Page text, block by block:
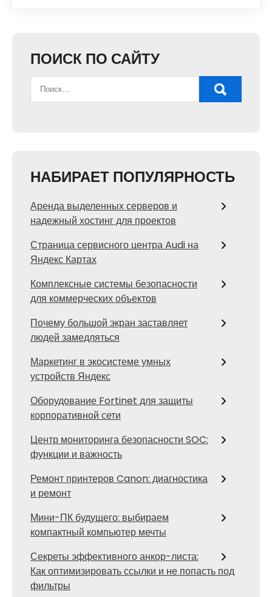
ПОИСК ПО САЙТУ
НАБИРАЕТ ПОПУЛЯРНОСТЬ
Аренда выделенных серверов и
надежный хостинг для проектов
Страница сервисного центра Audi на
Яндекс Картах
Комплексные системы безопасности
для коммерческих объектов
Почему большой экран заставляет
людей замедляться
Маркетинг в экосистеме умных
устройств Яндекс
Оборудование Fortinet для защиты
корпоративной сети
Центр мониторинга безопасности SOC:
функции и важность
Ремонт принтеров Canon: диагностика
и ремонт
Мини-ПК будущего: выбираем
компактный компьютер мечты
Секреты эффективного анкор-листа:
Как оптимизировать ссылки и не попасть под
фильтры